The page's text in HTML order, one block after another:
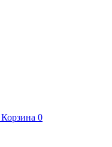
Корзина 0